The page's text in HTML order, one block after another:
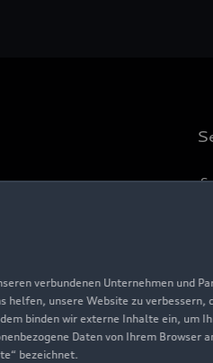
verbundenen Unternehmen und
unsere Website zu
binden wir externe Inhalte ein, um
Daten von Ihrem Browser
bezeichnet.